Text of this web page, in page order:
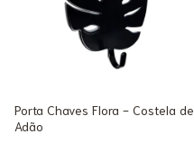
Porta Chaves Flora - Costela de
Adão